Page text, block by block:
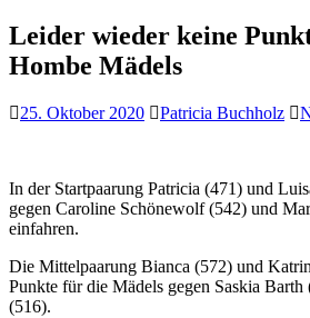
Leider wieder keine
Hombe Mädels
25. Oktober 2020 Patricia Buchholz
In der Startpaarung Patricia (471) und
gegen Caroline Schönewolf (542) und
einfahren.
Die Mittelpaarung Bianca (572) und
Punkte für die Mädels gegen Saskia
(516).